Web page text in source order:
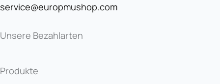
service@europmushop.com
Unsere Bezahlarten
Produkte